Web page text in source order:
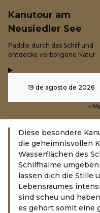
Kanutour am
Neusiedler See
-Paddle durch das Schilf und
entdecke verborgene Natur
19 de agosto de 2026
Diese besondere
die geheimnisvollen
Wasserflächen des
Schilfhalme
lassen dich die Stille
Lebensraumes
sind scheu und
es gehört somit eine